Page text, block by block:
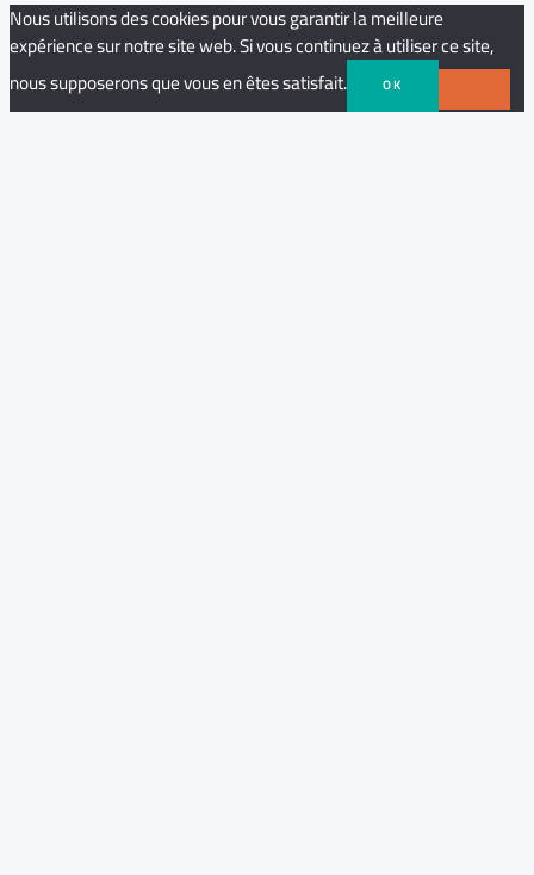
Nous utilisons des cookies pour vous garantir la meilleure
expérience sur notre site web. Si vous continuez à utiliser ce site,
nous supposerons que vous en êtes satisfait.
OK